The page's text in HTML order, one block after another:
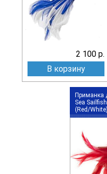
2 100 р.
В корзину
Приманка
Sea
(Red/White)